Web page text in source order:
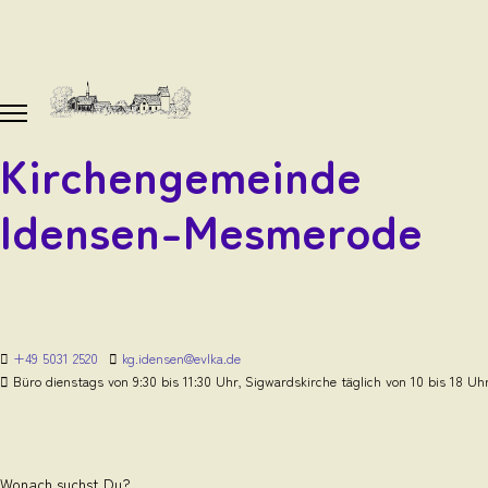
Kirchengemeinde
Idensen-Mesmerode
+49 5031 2520
kg.idensen@evlka.de
Büro dienstags von 9:30 bis 11:30 Uhr, Sigwardskirche täglich von 10 bis 18
Wonach suchst Du?